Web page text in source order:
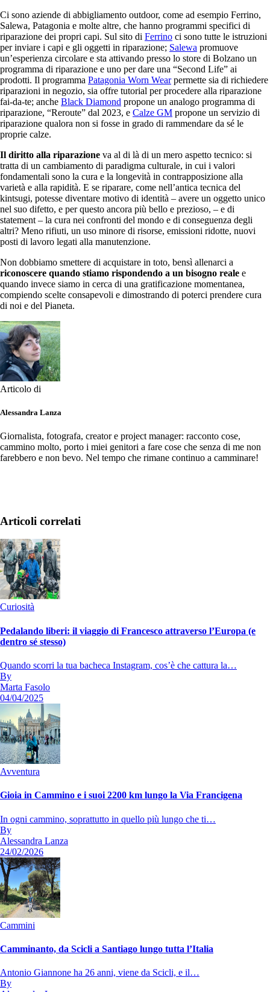
Ci sono aziende di abbigliamento outdoor, come ad esempio Ferrino,
Salewa, Patagonia e molte altre, che hanno programmi specifici di
riparazione dei propri capi. Sul sito di Ferrino ci sono tutte le istruzioni
per inviare i capi e gli oggetti in riparazione; Salewa promuove
un’esperienza circolare e sta attivando presso lo store di Bolzano un
programma di riparazione e uno per dare una “Second Life” ai
prodotti. Il programma Patagonia Worn Wearpermette sia di richiedere
riparazioni in negozio, sia offre tutorial per procedere alla riparazione
fai-da-te; anche Black Diamond propone un analogo programma di
riparazione, “Reroute” dal 2023, e Calze GM propone un servizio di
riparazione qualora non si fosse in grado di rammendare da sé le
proprie calze.
Il diritto alla riparazione va al di là di un mero aspetto tecnico: si
tratta di un cambiamento di paradigma culturale, in cui i valori
fondamentali sono la cura e la longevità in contrapposizione alla
varietà e alla rapidità. E se riparare, come nell’antica tecnica del
kintsugi, potesse diventare motivo di identità – avere un oggetto unico
nel suo difetto, e per questo ancora più bello e prezioso, – e di
statement – la cura nei confronti del mondo e di conseguenza degli
altri? Meno rifiuti, un uso minore di risorse, emissioni ridotte, nuovi
posti di lavoro legati alla manutenzione.
Non dobbiamo smettere di acquistare in toto, bensì allenarci a
riconoscere quando stiamo rispondendo a un bisogno reale e
quando invece siamo in cerca di una gratificazione momentanea,
compiendo scelte consapevoli e dimostrando di poterci prendere cura
di noi e del Pianeta.
Articolo di
Alessandra Lanza
Giornalista, fotografa, creator e project manager: racconto cose,
cammino molto, porto i miei genitori a fare cose che senza di me non
farebbero e non bevo. Nel tempo che rimane continuo a camminare!
Articoli correlati
Curiosità
Pedalando liberi: il viaggio di Francesco attraverso l’Europa (e
dentro sé stesso)
Quando scorri la tua bacheca Instagram, cos’è che cattura la…
By
Marta Fasolo
04/04/2025
Avventura
Gioia in Cammino e i suoi 2200 km lungo la Via Francigena
In ogni cammino, soprattutto in quello più lungo che ti…
By
Alessandra Lanza
24/02/2026
Cammini
Camminanto, da Scicli a Santiago lungo tutta l’Italia
Antonio Giannone ha 26 anni, viene da Scicli, e il…
By